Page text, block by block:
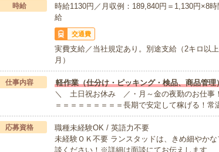
時給
時給1130円／月収例：189,840円＝1,130円×8
給
交通費
実費支給／当社規定あり。別途支給（2キロ以
月）
仕事内容
軽作業（仕分け・ピッキング・検品、商品管理
＼ 土日祝お休み ／・月～金の夜勤のお仕事
＝＝＝＝＝＝＝＝＝長期で安定して稼げる！
応募資格
職種未経験OK / 英語力不要
未経験ＯＫ不要 ランスタッドは、きめ細やか
談ください！※詳細は面談にてお伝えします